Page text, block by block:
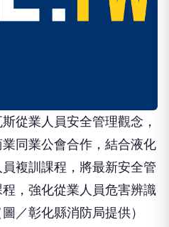
從業人員安全管理觀念，
同業公會合作，結合液化
複訓課程，將最新安全管
，強化從業人員危害辨識
／彰化縣消防局提供）